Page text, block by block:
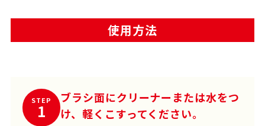
使用方法
STEP
1
ブラシ面にクリーナーまたは水をつ
け、軽くこすってください。